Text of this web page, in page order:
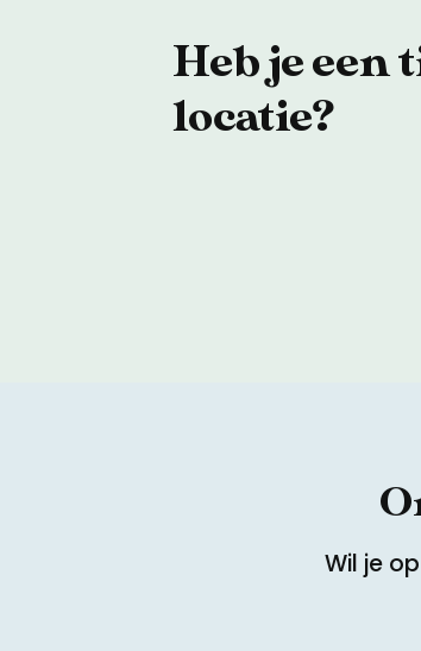
Heb je een
locatie?
Wil je